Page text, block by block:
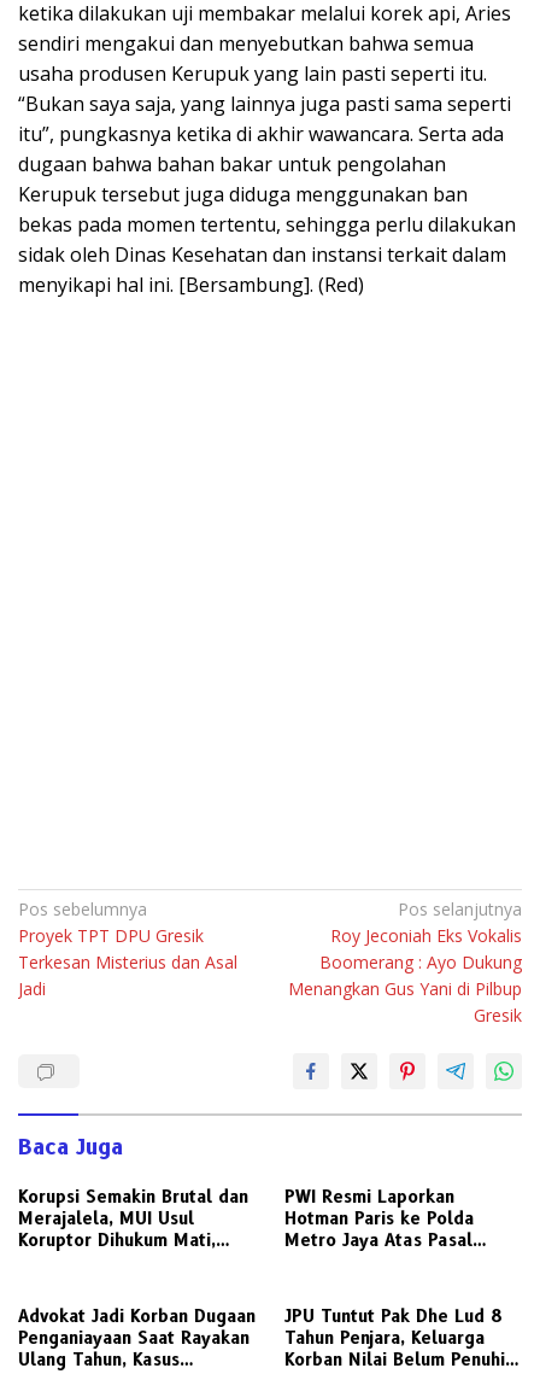
ketika dilakukan uji membakar melalui korek api, Aries
sendiri mengakui dan menyebutkan bahwa semua
usaha produsen Kerupuk yang lain pasti seperti itu.
“Bukan saya saja, yang lainnya juga pasti sama seperti
itu”, pungkasnya ketika di akhir wawancara. Serta ada
dugaan bahwa bahan bakar untuk pengolahan
Kerupuk tersebut juga diduga menggunakan ban
bekas pada momen tertentu, sehingga perlu dilakukan
sidak oleh Dinas Kesehatan dan instansi terkait dalam
menyikapi hal ini. [Bersambung]. (Red)
Navigasi
pos
Pos sebelumnya
Proyek TPT DPU Gresik
Terkesan Misterius dan Asal
Jadi
Pos selanjutnya
Roy Jeconiah Eks Vokalis
Boomerang : Ayo Dukung
Menangkan Gus Yani di Pilbup
Gresik
Baca Juga
Korupsi Semakin Brutal dan
Merajalela, MUI Usul
Koruptor Dihukum Mati,
PWI Resmi Laporkan
Hotman Paris ke Polda
Metro Jaya Atas Pasal
Advokat Jadi Korban Dugaan
Penganiayaan Saat Rayakan
Ulang Tahun, Kasus
JPU Tuntut Pak Dhe Lud 8
Tahun Penjara, Keluarga
Korban Nilai Belum Penuhi